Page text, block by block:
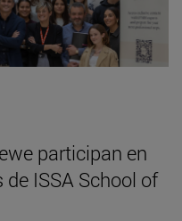
participan en
ISSA School of